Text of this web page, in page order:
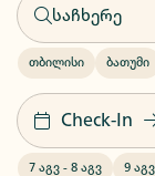
თბილისი ბათუმი
Check-In
7 აგვ - 8 აგვ 9 აგვ